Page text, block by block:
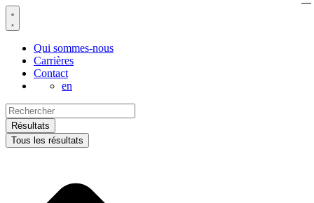
Aller
au
Qui sommes-nous
Carrières
Contact
en
Search
...Résultats
Tous les résultats